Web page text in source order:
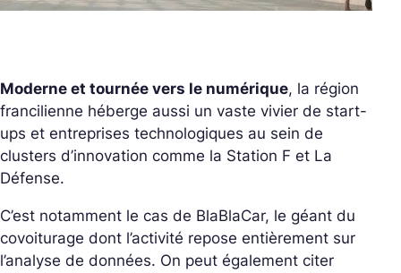
Moderne et tournée vers le numérique, la région
francilienne héberge aussi un vaste vivier de start-
ups et entreprises technologiques au sein de
clusters d’innovation comme la Station F et La
Défense.
C’est notamment le cas de BlaBlaCar, le géant du
covoiturage dont l’activité repose entièrement sur
l’analyse de données. On peut également citer